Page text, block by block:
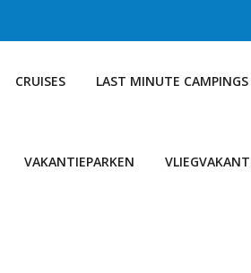
CRUISES LAST MINUTE
VAKANTIEPARKEN